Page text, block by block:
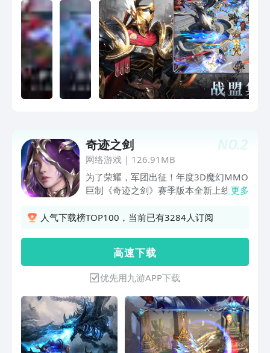
NO.2
奇迹之剑
网络游戏| 126.91MB
为了荣耀，军团出征！年度3D魔幻MMO
巨制《奇迹之剑》赛季版本全新上线，全
觉醒归来，体验3D电影级魔幻大世界；
境！屠龙斗兽、收集神宠，觉醒神装！全
新联盟领地玩法，联盟争霸对抗升级！团
结兄弟争夺秘宝领地，跨服战场随时
PK，特色变身暴怒输出，圣城由你统
领！
更多
人气下载榜TOP100，当前已有3284人订阅
高 速 下 载
优先用九游APP下载